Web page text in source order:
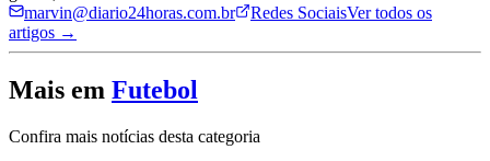
marvin@diario24horas.com.br
Redes SociaisVer todos os
artigos →
Mais em Futebol
Confira mais notícias desta categoria